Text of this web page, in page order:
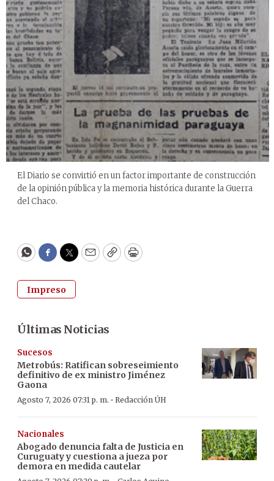
El Diario se convirtió en un factor importante de construcción
de la opinión pública y la memoria histórica durante la Guerra
del Chaco.
WhatsApp
Facebook
Twitter
EmailCopyPrint
Impreso
Últimas Noticias
Sucesos
Metrobús: Ratifican sobreseimiento
definitivo de ex ministro Jiménez
Gaona
Agosto 7, 2026 07:31 p. m. · Redacción ÚH
Nacionales
Abogado denuncia falta de Justicia en
Curuguaty y cuestiona a jueza por
demora en medida cautelar